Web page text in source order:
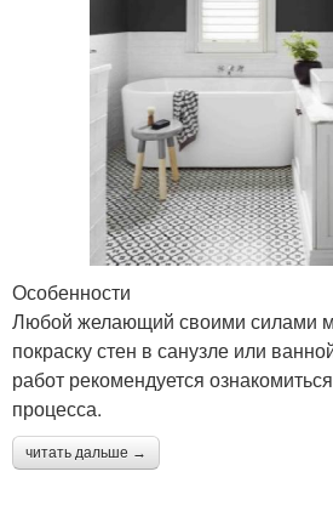
Особенности
Любой желающий своими силами
покраску стен в санузле или
работ рекомендуется
процесса.
читать дальше →